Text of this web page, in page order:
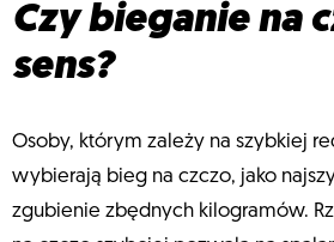
Czy bieganie na
sens?
Osoby, którym zależy na szybkiej
wybierają bieg na czczo, jako
zgubienie zbędnych kilogramów.